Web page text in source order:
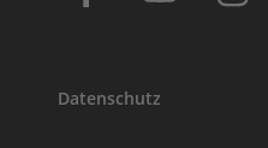
Datenschutz